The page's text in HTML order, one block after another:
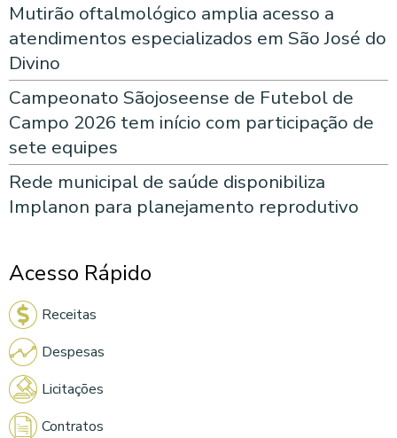
Mutirão oftalmológico amplia acesso a
atendimentos especializados em São José do
Divino
Campeonato Sãojoseense de Futebol de
Campo 2026 tem início com participação de
sete equipes
Rede municipal de saúde disponibiliza
Implanon para planejamento reprodutivo
Acesso Rápido
Receitas
Despesas
Licitações
Contratos